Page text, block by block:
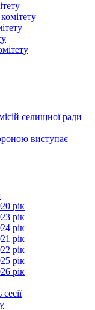
селищної ради
виступає
рік
рік
рік
рік
рік
рік
рік